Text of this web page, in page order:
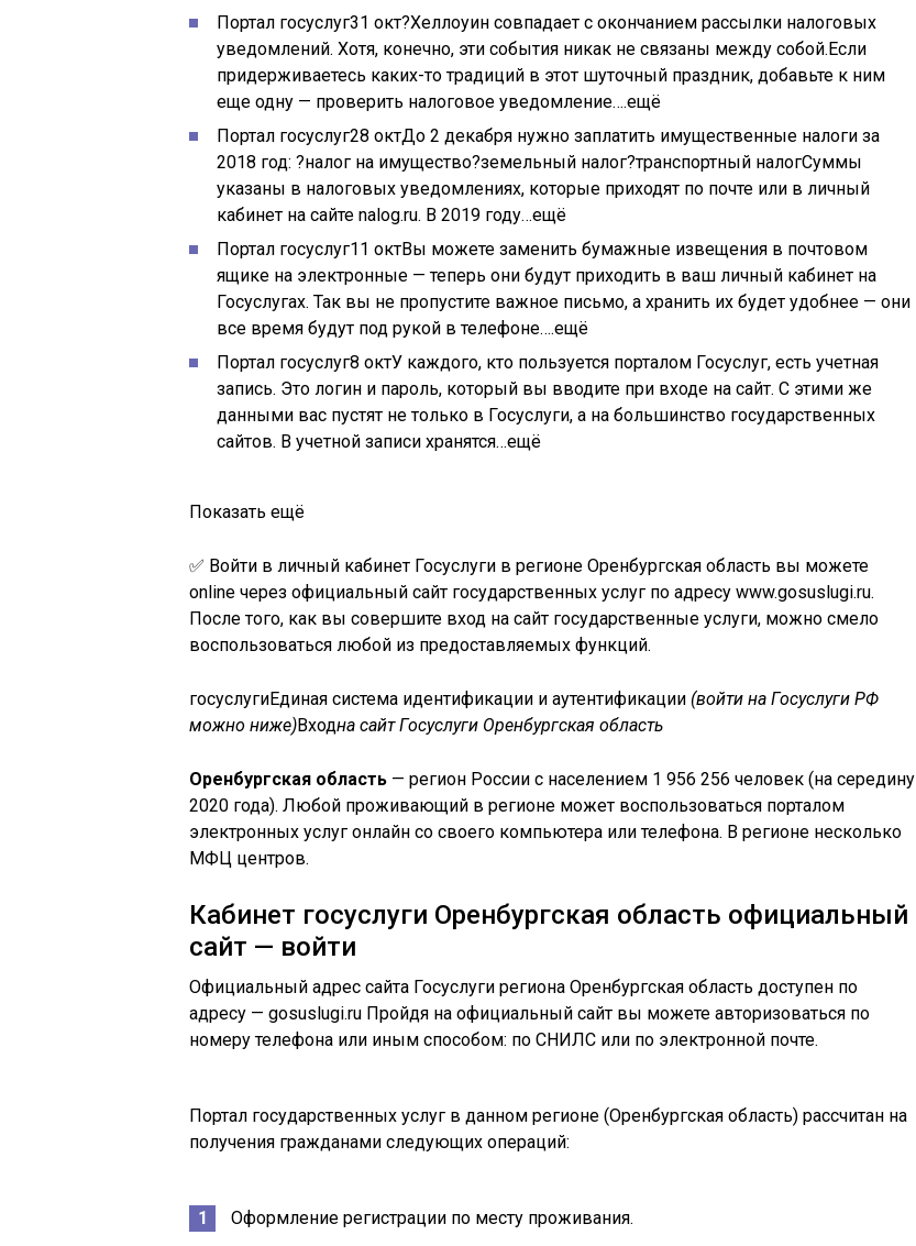
Портал госуслуг31 окт?Хеллоуин совпадает с окончанием рассылки налоговых
уведомлений. Хотя, конечно, эти события никак не связаны между собой.Если
придерживаетесь каких-то традиций в этот шуточный праздник, добавьте к ним
еще одну — проверить налоговое уведомление….ещё
Портал госуслуг28 октДо 2 декабря нужно заплатить имущественные налоги за
2018 год: ?налог на имущество?земельный налог?транспортный налогСуммы
указаны в налоговых уведомлениях, которые приходят по почте или в личный
кабинет на сайте nalog.ru. В 2019 году…ещё
Портал госуслуг11 октВы можете заменить бумажные извещения в почтовом
ящике на электронные — теперь они будут приходить в ваш личный кабинет на
Госуслугах. Так вы не пропустите важное письмо, а хранить их будет удобнее — они
все время будут под рукой в телефоне….ещё
Портал госуслуг8 октУ каждого, кто пользуется порталом Госуслуг, есть учетная
запись. Это логин и пароль, который вы вводите при входе на сайт. С этими же
данными вас пустят не только в Госуслуги, а на большинство государственных
сайтов. В учетной записи хранятся…ещё
Показать ещё
✅ Войти в личный кабинет Госуслуги в регионе Оренбургская область вы можете
online через официальный сайт государственных услуг по адресу www.gosuslugi.ru.
После того, как вы совершите вход на сайт государственные услуги, можно смело
воспользоваться любой из предоставляемых функций.
госуслугиЕдиная система идентификации и аутентификации (войти на Госуслуги РФ
можно ниже)Входна сайт Госуслуги Оренбургская область
Оренбургская область — регион России с населением 1 956 256 человек (на середину
2020 года). Любой проживающий в регионе может воспользоваться порталом
электронных услуг онлайн со своего компьютера или телефона. В регионе несколько
МФЦ центров.
Кабинет госуслуги Оренбургская область официальный
сайт — войти
Официальный адрес сайта Госуслуги региона Оренбургская область доступен по
адресу — gosuslugi.ru Пройдя на официальный сайт вы можете авторизоваться по
номеру телефона или иным способом: по СНИЛС или по электронной почте.
Портал государственных услуг в данном регионе (Оренбургская область) рассчитан на
получения гражданами следующих операций:
Оформление регистрации по месту проживания.